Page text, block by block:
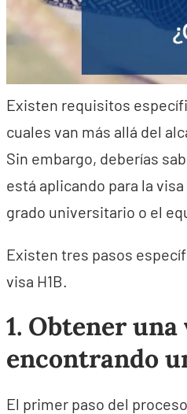
Existen requisitos
cuales van más allá del
Sin embargo, deberías
está aplicando para la
grado universitario o el
Existen tres pasos
visa H1B.
1. Obtener una
encontrando
El primer paso del